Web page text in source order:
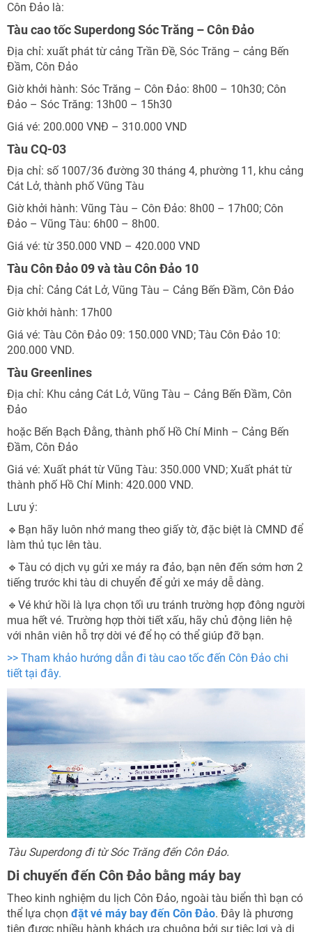
Côn Đảo là:
Tàu cao tốc Superdong Sóc Trăng – Côn Đảo
Địa chỉ: xuất phát từ cảng Trần Đề, Sóc Trăng – cảng Bến
Đầm, Côn Đảo
Giờ khởi hành: Sóc Trăng – Côn Đảo: 8h00 – 10h30; Côn
Đảo – Sóc Trăng: 13h00 – 15h30
Giá vé: 200.000 VNĐ – 310.000 VND
Tàu CQ-03
Địa chỉ: số 1007/36 đường 30 tháng 4, phường 11, khu cảng
Cát Lở, thành phố Vũng Tàu
Giờ khởi hành: Vũng Tàu – Côn Đảo: 8h00 – 17h00; Côn
Đảo – Vũng Tàu: 6h00 – 8h00.
Giá vé: từ 350.000 VND – 420.000 VND
Tàu Côn Đảo 09 và tàu Côn Đảo 10
Địa chỉ: Cảng Cát Lở, Vũng Tàu – Cảng Bến Đầm, Côn Đảo
Giờ khởi hành: 17h00
Giá vé: Tàu Côn Đảo 09: 150.000 VND; Tàu Côn Đảo 10:
200.000 VND.
Tàu Greenlines
Địa chỉ: Khu cảng Cát Lở, Vũng Tàu – Cảng Bến Đầm, Côn
Đảo
hoặc Bến Bạch Đằng, thành phố Hồ Chí Minh – Cảng Bến
Đầm, Côn Đảo
Giá vé: Xuất phát từ Vũng Tàu: 350.000 VND; Xuất phát từ
thành phố Hồ Chí Minh: 420.000 VND.
Lưu ý:
🔹Bạn hãy luôn nhớ mang theo giấy tờ, đặc biệt là CMND để
làm thủ tục lên tàu.
🔹Tàu có dịch vụ gửi xe máy ra đảo, bạn nên đến sớm hơn 2
tiếng trước khi tàu di chuyển để gửi xe máy dễ dàng.
🔹Vé khứ hồi là lựa chọn tối ưu tránh trường hợp đông người
mua hết vé. Trường hợp thời tiết xấu, hãy chủ động liên hệ
với nhân viên hỗ trợ dời vé để họ có thể giúp đỡ bạn.
>> Tham khảo hướng dẫn đi tàu cao tốc đến Côn Đảo chi
tiết tại đây.
Tàu Superdong đi từ Sóc Trăng đến Côn Đảo.
Di chuyến đến Côn Đảo bằng máy bay
Theo kinh nghiệm du lịch Côn Đảo, ngoài tàu biển thì bạn có
thể lựa chọn đặt vé máy bay đến Côn Đảo. Đây là phương
tiện được nhiều hành khách ưa chuộng bởi sự tiệc lợi và di
TƯ VẤN NGAY
Nhận ưu đãi ngay
TƯ VẤN NGAY